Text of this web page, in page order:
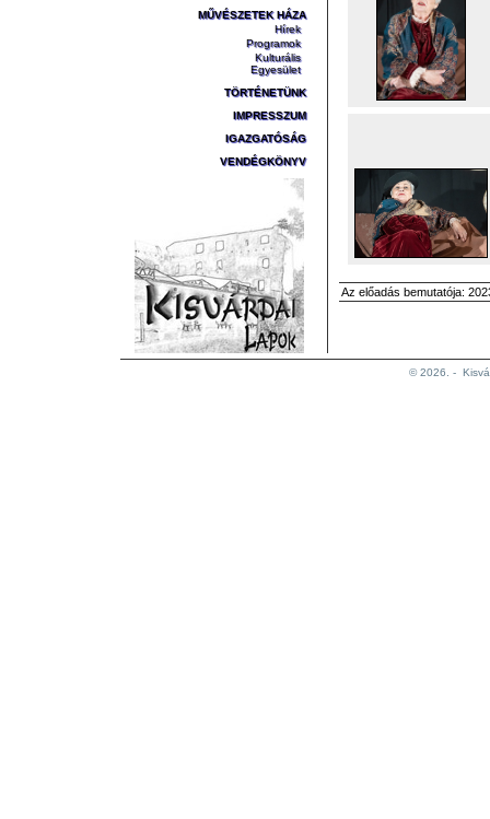
MŰVÉSZETEK HÁZA
Hírek
Programok
Kulturális
Egyesület
TÖRTÉNETÜNK
IMPRESSZUM
IGAZGATÓSÁG
VENDÉGKÖNYV
Az előadás bemutatója:
© 2026. -